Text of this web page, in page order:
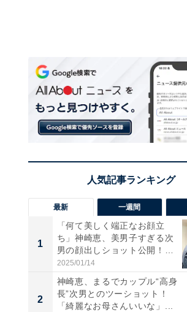
最新 一週間
1
「何て美しく端正なお顔立
ち」神崎恵、美男子すぎる次
男の顔出しショット公開！
「め...
2025/01/14
2
神崎恵、まるでカップル“高身
長”次男とのツーショット！
「綺麗なお母さんいいな」...